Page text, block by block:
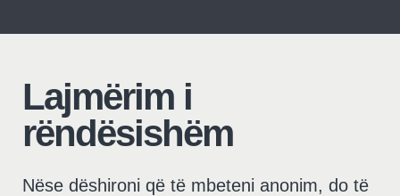
Lajmërim i
rëndësishëm
Nëse dëshironi që të mbeteni anonim, do të